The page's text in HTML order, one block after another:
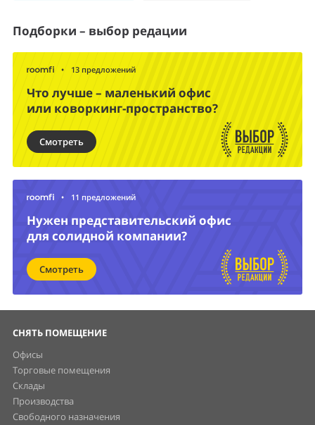
Подборки – выбор редации
• 13 предложений
Что лучше – маленький офис
или коворкинг-пространство?
Смотреть
• 11 предложений
Нужен представительский офис
для солидной компании?
Смотреть
СНЯТЬ ПОМЕЩЕНИЕ
Офисы
Торговые помещения
Склады
Производства
Свободного назначения